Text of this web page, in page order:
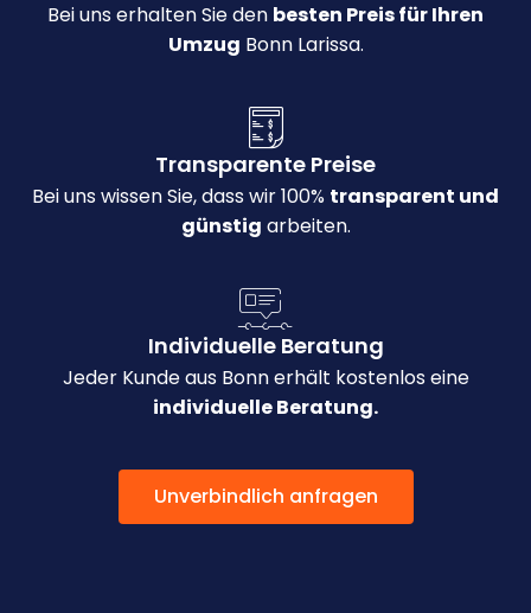
Bei uns erhalten Sie den besten Preis für Ihren
Umzug Bonn Larissa.
Transparente Preise
Bei uns wissen Sie, dass wir 100% transparent und
günstig arbeiten.
Individuelle Beratung
Jeder Kunde aus Bonn erhält kostenlos eine
individuelle Beratung.
Unverbindlich anfragen